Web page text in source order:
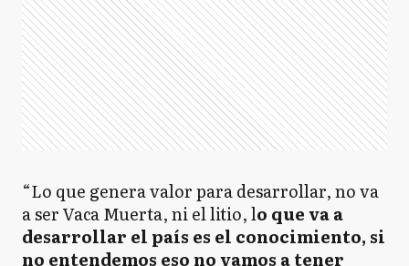
“Lo que genera valor para desarrollar, no va
a ser Vaca Muerta, ni el litio, lo que va a
desarrollar el país es el conocimiento, si
no entendemos eso no vamos a tener